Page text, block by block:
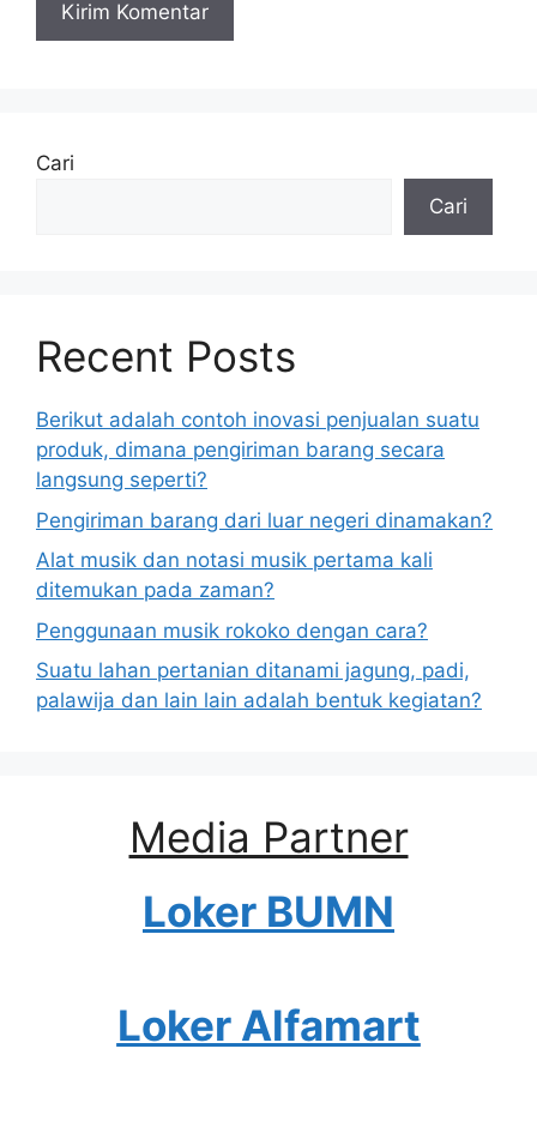
Cari
Cari
Recent Posts
Berikut adalah contoh inovasi penjualan suatu
produk, dimana pengiriman barang secara
langsung seperti?
Pengiriman barang dari luar negeri dinamakan?
Alat musik dan notasi musik pertama kali
ditemukan pada zaman?
Penggunaan musik rokoko dengan cara?
Suatu lahan pertanian ditanami jagung, padi,
palawija dan lain lain adalah bentuk kegiatan?
Media Partner
Loker BUMN
Loker Alfamart